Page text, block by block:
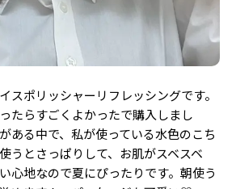
スポリッシャーリフレッシングです。
たらすごくよかったで購入しまし
る中で、 私が使っている水色のこち
うとさっぱりして、お肌がスベスベ
心地なので夏にぴったりです。朝使う